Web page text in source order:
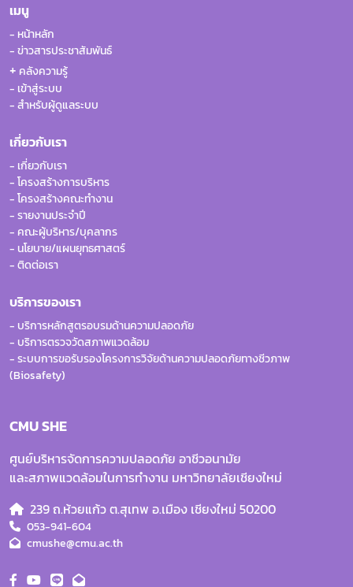
ดำเนินการวิเคราะห์ข้อมูลและ
ประเมินความเสี่ยงที่เกี่ยวข้องกับอาชีว
อนามัยในแต่ละส่วนงานและส่วน
การพัฒนาแนวปฏิบัติ เพื่อยกระดับ
ความปลอดภัยด้าน
อาชีวอนามัย
ดำเนินการเผยแพร่และสื่อสาร
ปฏิบัติงานกลุ่มเป้าหมายและตาม
ลักษณะงาน
ปฏิบัติงานร่วมกับหรือสนับสนุนการ
ปฏิบัติงานกลุ่มภารกิจของศูนย์หรือที่
Health) และสภาพแวดล้อมที่ส่งเสริม
อาชีวอนามัย
ส่งเสริมและพัฒนารูปแบบกิจกรรม
ด้านความปลอดภัย อาชีวอนามัย
และสภาพแวดล้อมร่วมกับส่วน
ดำเนินการส่งเสริมและพัฒนารูปแบบ
กิจกรรมด้านสภาพแวดล้อมในการ
ดำเนินการวิเคราะห์ข้อมูลและ
ประเมินความเสี่ยงที่อาจเกิดจากการ
ทำงานทุกประเภทอันตรายในแต่ละ
ส่วนงานและส่วนกลาง และจัดทำ
นำผลงานการวิเคราะห์ข้อมูลมาใช้
การพัฒนาแนวปฏิบัติ เพื่อยกระดับ
ความปลอดภัยของห้องปฏิบัติการ การ
ตรวจประเมิน และการแก้ไขปัญหา
สอดคล้องกับมาตรฐานแนวปฏิบัติ
ด้านความปลอดภัยที่เกี่ยวข้อง
ดำเนินการเผยแพร่และสื่อสาร
กิจกรรมความปลอดภัย อาชีวอนามัย
และสภาพแวดล้อมในการทำงานให้
กับผู้ปฏิบัติงานกลุ่มเป้าหมายและตาม
ลักษณะงาน
จุฬาลงกรณ์มหาวิทยาลัย
มหาวิทยาลัยเกษตรศาสตร์
เมนู
- หน้าหลัก
- ข่าวสารประชาสัมพันธ์
+ คลังความรู้
- เข้าสู่ระบบ
- สำหรับผู้ดูแลระบบ
เกี่ยวกับเรา
- เกี่ยวกับเรา
- โครงสร้างการบริหาร
- โครงสร้างคณะทำงาน
- รายงานประจำปี
- คณะผู้บริหาร/บุคลากร
- นโยบาย/แผนยุทธศาสตร์
- ติดต่อเรา
บริการของเรา
- บริการหลักสูตรอบรมด้านความปลอดภัย
- บริการตรวจวัดสภาพแวดล้อม
- ระบบการขอรับรองโครงการวิจัยด้านความปลอดภัยทางชีวภาพ
(Biosafety)
CMU SHE
ศูนย์บริหารจัดการความปลอดภัย อาชีวอนามัย
และสภาพแวดล้อมในการทำงาน มหาวิทยาลัยเชียงใหม่
239 ถ.ห้วยแก้ว ต.สุเทพ อ.เมือง เชียงใหม่ 50200
053-941-604
cmushe@cmu.ac.th